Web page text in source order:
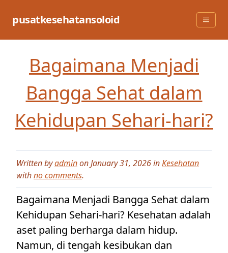
pusatkesehatansoloid
Bagaimana Menjadi
Bangga Sehat dalam
Kehidupan Sehari-hari?
Written byadminon January 31, 2026 inKesehatan
withno comments.
Bagaimana Menjadi Bangga Sehat dalam
Kehidupan Sehari-hari? Kesehatan adalah
aset paling berharga dalam hidup.
Namun, di tengah kesibukan dan